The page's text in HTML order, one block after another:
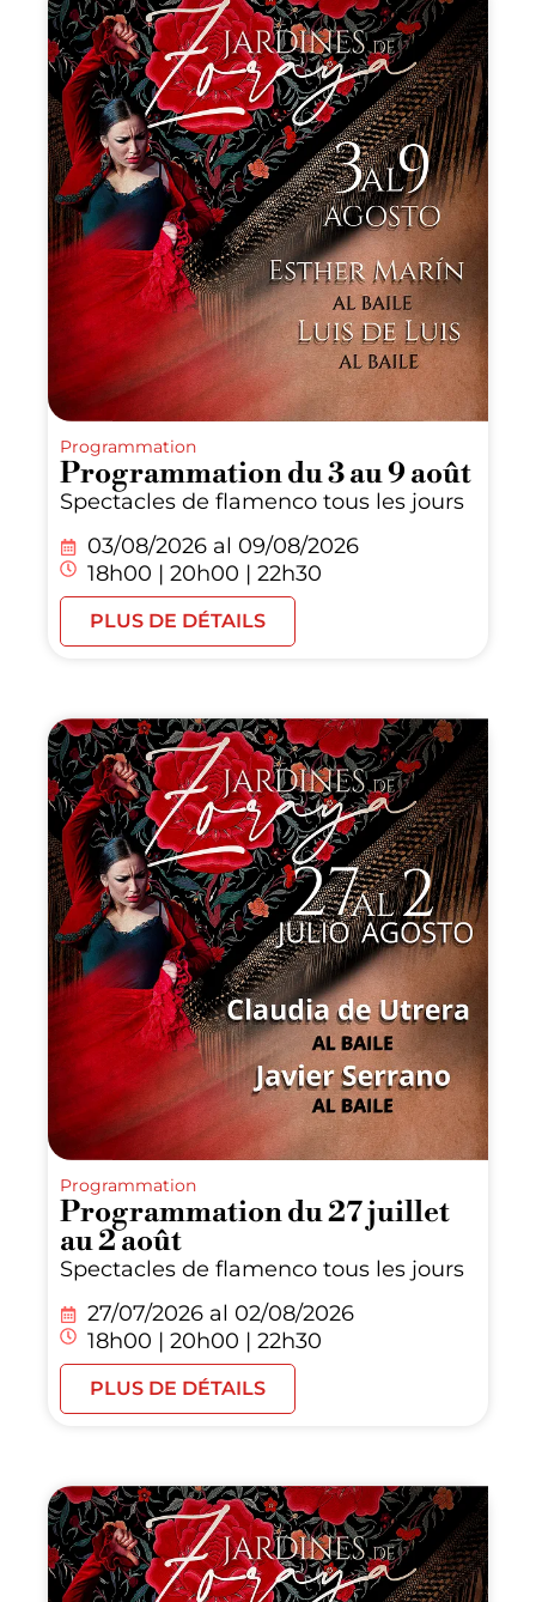
Programmation
Programmation du 3 au 9 août
Spectacles de flamenco tous les jours
03/08/2026 al 09/08/2026
18h00 | 20h00 | 22h30
PLUS DE DÉTAILS
Programmation
Programmation du 27 juillet
au 2 août
Spectacles de flamenco tous les jours
27/07/2026 al 02/08/2026
18h00 | 20h00 | 22h30
PLUS DE DÉTAILS